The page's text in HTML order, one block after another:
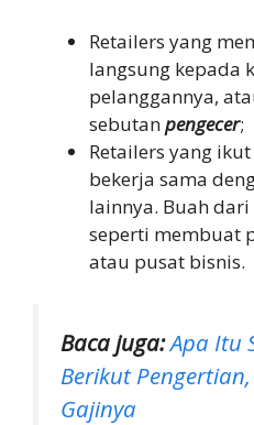
Retailers yang
langsung kepada
pelanggannya,
sebutanpengecer;
Retailers yang
bekerja sama
lainnya. Buah
seperti membuat
atau pusat bisnis.
Baca juga:Apa Itu
Berikut
Gajinya